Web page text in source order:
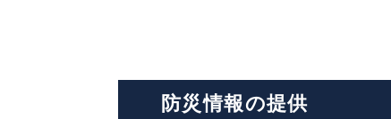
防災情報の提供